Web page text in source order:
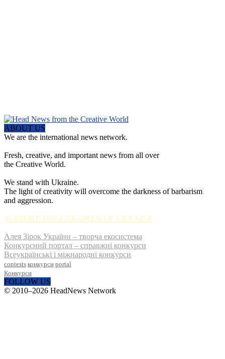
ABOUT US
We are the international news network.
Fresh, creative, and important news from all over
the Creative World.
We stand with Ukraine.
The light of creativity will overcome the darkness of barbarism
and aggression.
SUPPORT THE CHILDREN OF UKRAINE
Алея Зірок України – творча екосистема
Конкурсний портал – справжні конкурси
Всеукраїнські і міжнародні конкурси
contests конкурси portal
Конкурси
FOLLOW US
© 2010–2026 HeadNews Network